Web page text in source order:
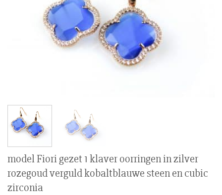
model Fiori gezet 1 klaver oorringen in zilver
rozegoud verguld kobaltblauwe steen en cubic
zirconia